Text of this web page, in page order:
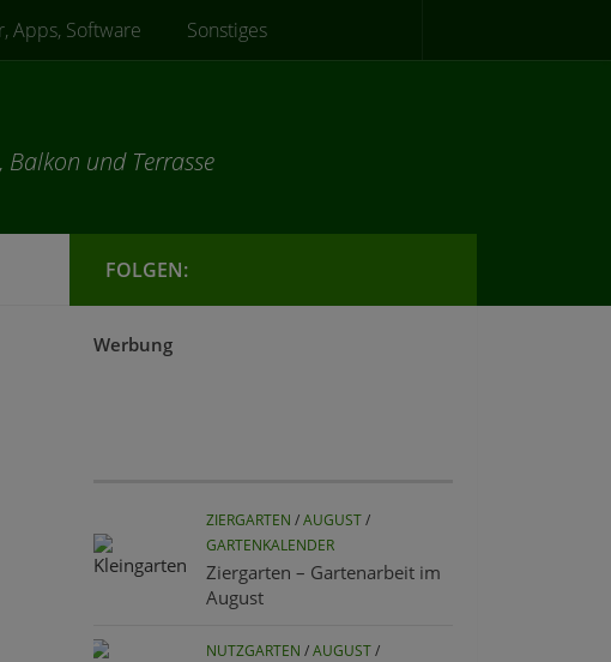
Apps, Software Sonstiges
und Terrasse
FOLGEN:
Werbung
ZIERGARTEN /AUGUST/
GARTENKALENDER
Ziergarten – Gartenarbeit im
August
NUTZGARTEN /AUGUST/